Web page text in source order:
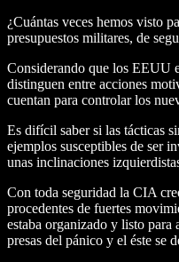
¿Cuántas veces hemos visto
presupuestos militares, de
Considerando que los EEUU
distinguen entre acciones
cuentan para controlar los
Es difícil saber si las tácticas
ejemplos susceptibles de ser
unas inclinaciones
Con toda seguridad la CIA
procedentes de fuertes
estaba organizado y listo
presas del pánico y el éste se